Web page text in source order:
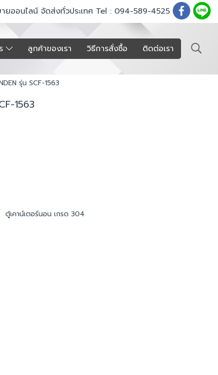
ยออนไลน์ จัดส่งทั่วประเทศ Tel : 094-589-4525
ลูกค้าของเรา วิธีการสั่งซื้อ ติดต่อเรา
รุ่น SCF-1563
1563
ตู้เคาน์เตอร์นอน เกรด 304